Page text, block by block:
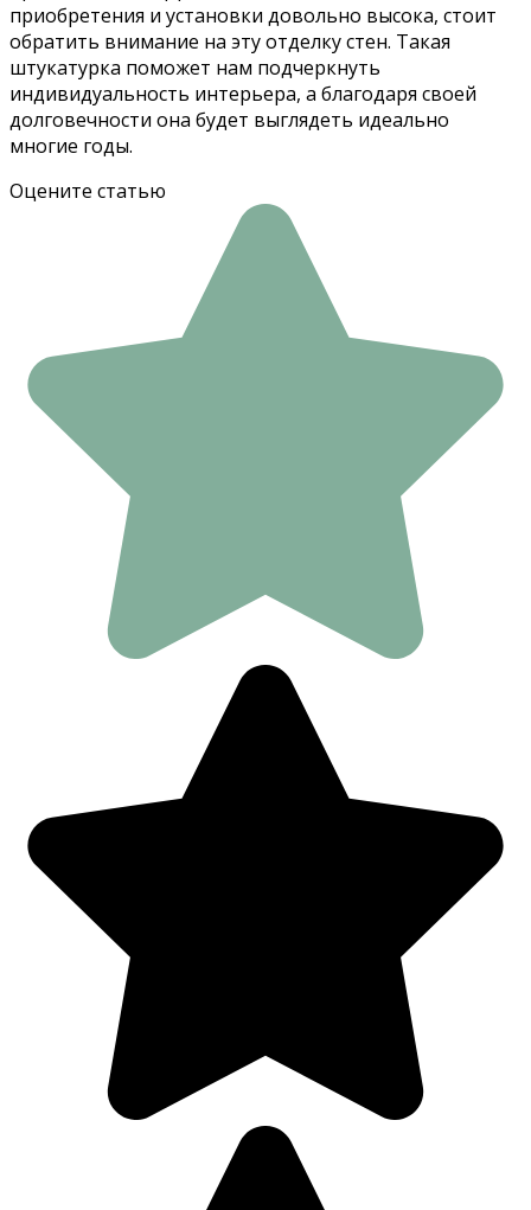
приобретения и установки довольно высока, стоит
обратить внимание на эту отделку стен. Такая
штукатурка поможет нам подчеркнуть
индивидуальность интерьера, а благодаря своей
долговечности она будет выглядеть идеально
многие годы.
Оцените статью